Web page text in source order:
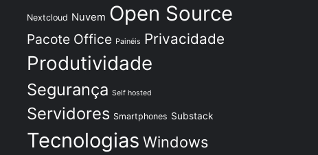
Nextcloud Nuvem Open Source
Pacote Office Painéis Privacidade
Produtividade
Segurança Self hosted
Servidores Smartphones Substack
Tecnologias Windows